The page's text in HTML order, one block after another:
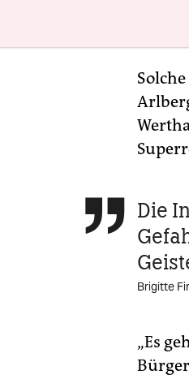
 Die
Brigitte
„Es